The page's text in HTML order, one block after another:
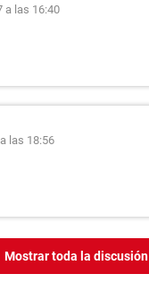
a las 16:40
las 18:56
Mostrar toda la discusión